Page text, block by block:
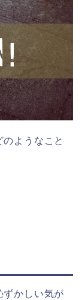
ようなこと
ずかしい気が